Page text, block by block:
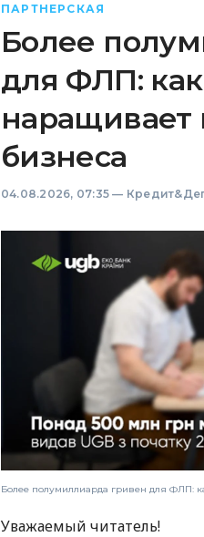
ПАРТНЕРСКАЯ
Более
для ФЛП: как
наращивает
бизнеса
04.08.2026, 07:35 —
Более полумиллиарда гривен для ФЛП:
Уважаемый читатель!